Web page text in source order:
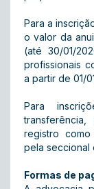
Para a
o valor da
(até 30/01/
profissionais
a partir de 01/
Para
registro como
pela seccional
Formas de